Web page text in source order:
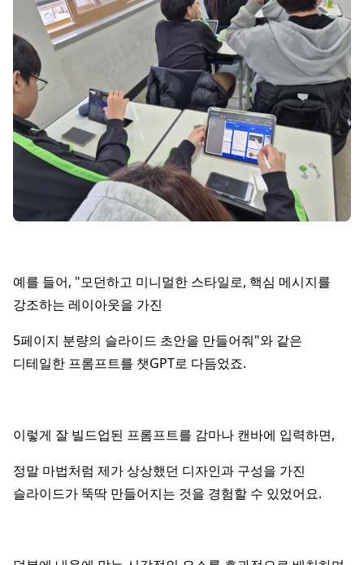
예를 들어, "모던하고 미니멀한 스타일로, 핵심 메시지를
강조하는 레이아웃을 가진
5페이지 분량의 슬라이드 초안을 만들어줘"와 같은
디테일한 프롬프트를 챗GPT로 다듬었죠.
이렇게 잘 빌드업된 프롬프트를 감마나 캔바에 입력하면,
정말 마법처럼 제가 상상했던 디자인과 구성을 가진
슬라이드가 뚝딱 만들어지는 것을 경험할 수 있었어요.